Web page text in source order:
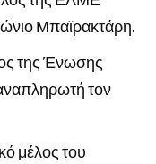
Μπαϊρακτάρη.
της Ένωσης
τον
μέλος του